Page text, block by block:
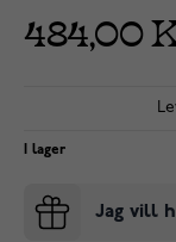
484,00
I lager
Jag vill